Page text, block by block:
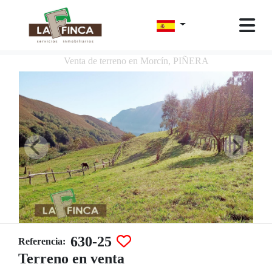
Venta de terreno en Morcín, PIÑERA
Referencia: 630-25
Terreno en venta